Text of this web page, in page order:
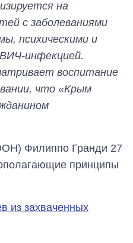
на
с заболеваниями
психическими и
инфекцией.
воспитание
что «Крым
Филиппо Гранди 27
принципы
из захваченных
Украине до и во
время большой